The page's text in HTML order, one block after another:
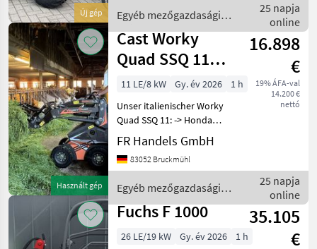
Új gép
elektronisches Displ
Egyéb mezőgazdasági
erőgépek / Cast
25 napja
online
Használt gép
Cast Worky
Quad SSQ 11
Hoflader
Minilader
Skidlader
16.898
€
19% ÁFA-val
14.200 €
nettó
11 LE/8 kW Gy. év 2026
1 h
Unser italienischer Worky
Quad SSQ 11: -> Honda
GX390 Benzinmotor ->
Allrad über 4 Radmotore ->
hydrostatischer
Elektrostarter -> 0, 75 m
breit -
FR Handels GmbH
83052 Bruckmühl
Egyéb mezőgazdasági
erőgépek / Cast
25 napja
online
Fuchs F 1000
35.105
€
26 LE/19 kW Gy. év 2026 1 h